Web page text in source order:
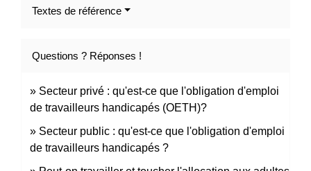
Textes de référence
Questions ? Réponses !
Secteur privé : qu'est-ce que l'obligation d'emploi
de travailleurs handicapés (OETH)?
Secteur public : qu'est-ce que l'obligation d'emploi
de travailleurs handicapés ?